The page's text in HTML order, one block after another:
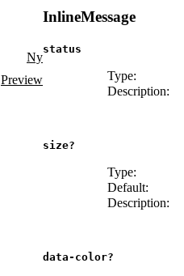
Ny
Preview
InlineMessage
status
Type:
Description:
size?
Type:
Default:
Description:
data-color?